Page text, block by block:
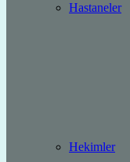
Hastaneler
Hekimler